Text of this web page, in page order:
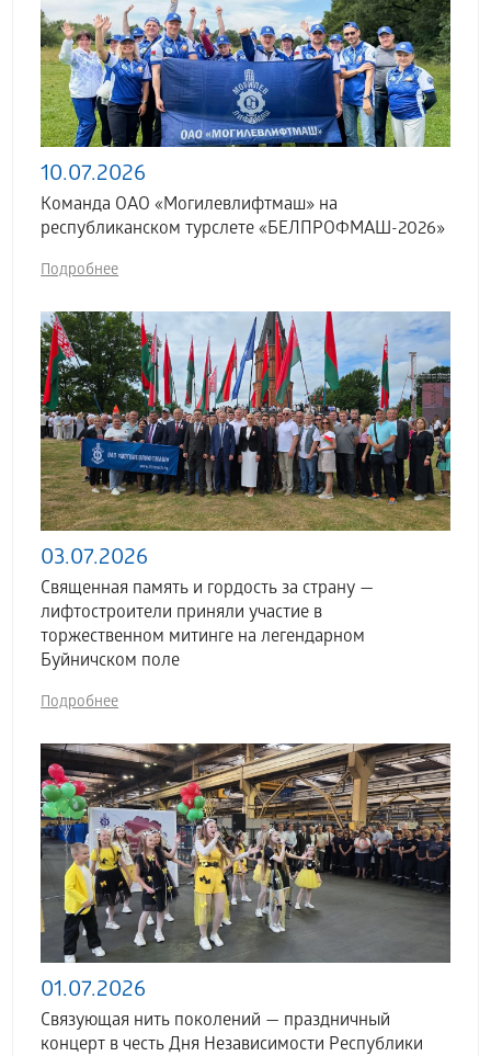
10.07.2026
Команда ОАО «Могилевлифтмаш» на
республиканском турслете «БЕЛПРОФМАШ-2026»
Подробнее
03.07.2026
Священная память и гордость за страну —
лифтостроители приняли участие в
торжественном митинге на легендарном
Буйничском поле
Подробнее
01.07.2026
Связующая нить поколений — праздничный
концерт в честь Дня Независимости Республики